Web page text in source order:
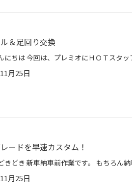
＆足回り交換
月25日
ードを早速カスタム！
月25日